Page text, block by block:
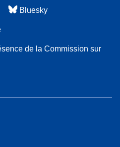
Bluesky
de la Commission sur